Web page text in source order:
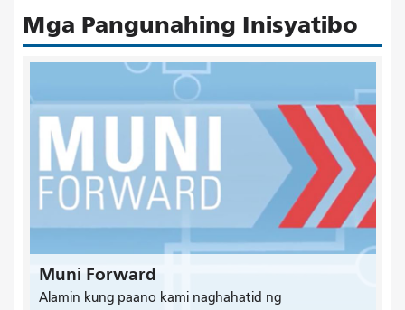
Mga Pangunahing Inisyatibo
Muni Forward
Alamin kung paano kami naghahatid ng